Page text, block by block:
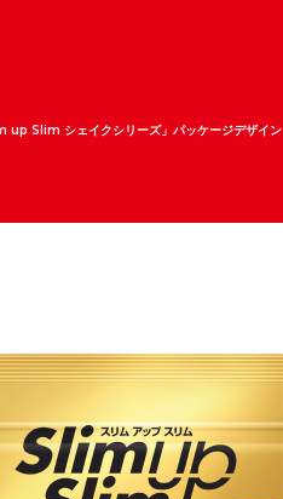
up Slim シェイクシリーズ」パッケージデザイン